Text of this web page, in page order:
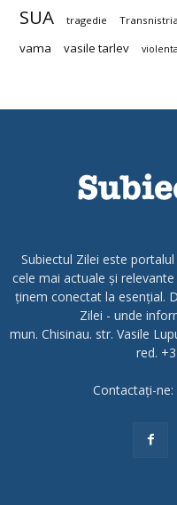
SUA tragedie Transnistria
vama vasile tarlev violenta
Subiectul Zilei este
cele mai actuale și
ținem conectat la esențial.
Zilei - unde
mun. Chisinau. str. Vasile
red.
Contactați-ne: